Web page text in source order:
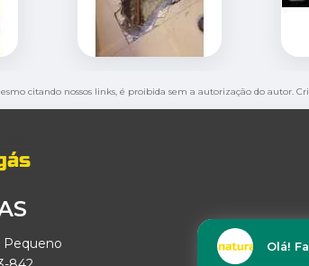
citando nossos links, é proibida sem a autorização do autor.
Pequeno
Olá!